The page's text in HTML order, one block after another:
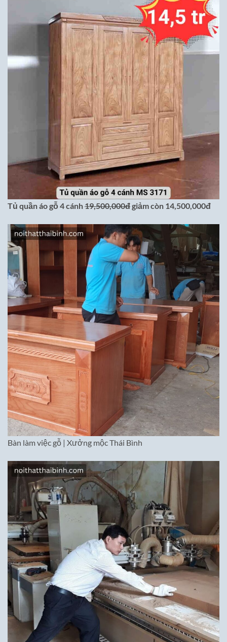
Tủ quần áo gỗ 4 cánh19,500,000đgiảm còn 14,500,000đ
Bàn làm việc gỗ | Xưởng mộc Thái Bình